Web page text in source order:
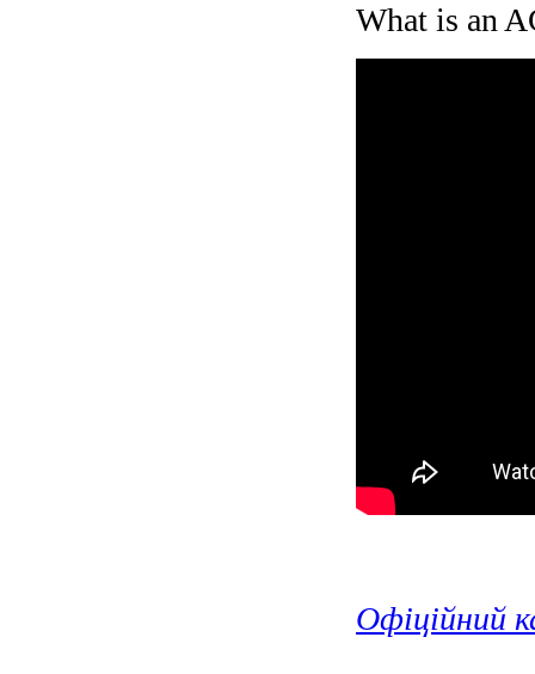
What is an
Офіційний